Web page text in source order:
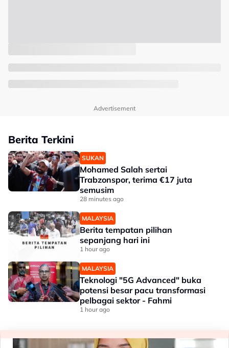
Advertisement
Berita Terkini
SUKAN
Mohamed Salah sertai
Trabzonspor, terima €17 juta
semusim
28 minutes ago
MALAYSIA
Berita tempatan pilihan
sepanjang hari ini
1 hour ago
MALAYSIA
Teknologi "5G Advanced" buka
potensi besar pacu transformasi
pelbagai sektor - Fahmi
1 hour ago